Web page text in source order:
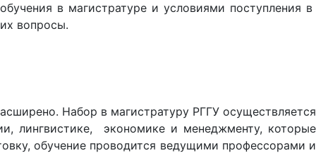
в магистратуре и условиями поступления в
вопросы.
Набор в магистратуру РГГУ осуществляется
лингвистике, экономике и менеджменту, которые
обучение проводится ведущими профессорами и